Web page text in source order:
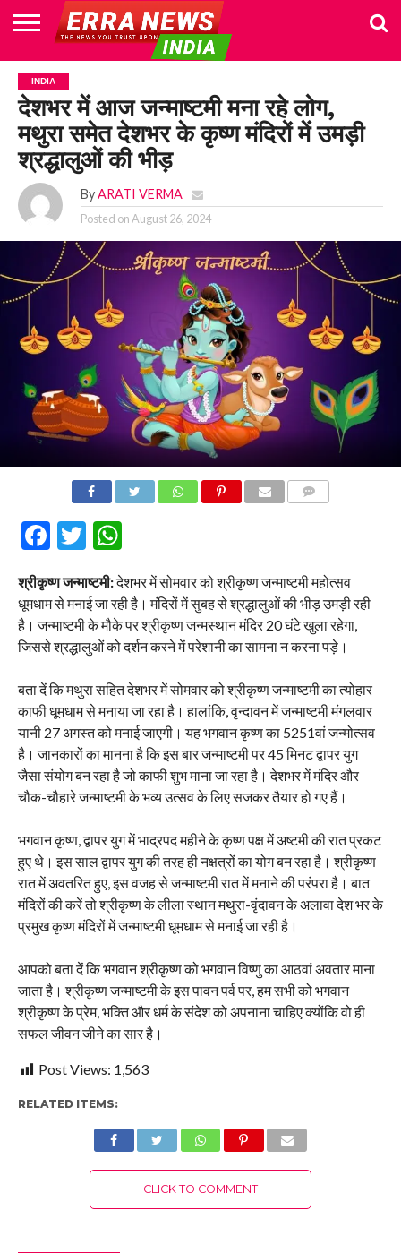
HOME
POLITICS
NEWS
BUSINESS
CULTURE
NATIONAL
SPORTS
LIFESTYLE
TRAVEL
OPINION
BREAKING
NEWS
ENTERTAINMENT
WORLD
CRIME
JOIN
US
INDIA
देशभर में आज जन्माष्टमी मना रहे लोग,
मथुरा समेत देशभर के कृष्ण मंदिरों में उमड़ी
श्रद्धालुओं की भीड़
By ARATI VERMA
Posted onAugust 26, 2024
Facebook
Twitter
WhatsApp
श्रीकृष्ण जन्माष्टमी:देशभर में सोमवार को श्रीकृष्ण जन्माष्टमी महोत्सव
धूमधाम से मनाई जा रही है। मंदिरों में सुबह से श्रद्धालुओं की भीड़ उमड़ी रही
है। जन्माष्टमी के मौके पर श्रीकृष्ण जन्मस्थान मंदिर 20 घंटे खुला रहेगा,
जिससे श्रद्धालुओं को दर्शन करने में परेशानी का सामना न करना पड़े।
बता दें कि मथुरा सहित देशभर में सोमवार को श्रीकृष्ण जन्माष्टमी का त्योहार
काफी धूमधाम से मनाया जा रहा है। हालांकि, वृन्दावन में जन्माष्टमी मंगलवार
यानी 27 अगस्त को मनाई जाएगी। यह भगवान कृष्ण का 5251वां जन्मोत्सव
है। जानकारों का मानना है कि इस बार जन्माष्टमी पर 45 मिनट द्वापर युग
जैसा संयोग बन रहा है जो काफी शुभ माना जा रहा है। देशभर में मंदिर और
चौक-चौहारे जन्माष्टमी के भव्य उत्सव के लिए सजकर तैयार हो गए हैं।
भगवान कृष्ण, द्वापर युग में भाद्रपद महीने के कृष्ण पक्ष में अष्टमी की रात प्रकट
हुए थे। इस साल द्वापर युग की तरह ही नक्षत्रों का योग बन रहा है। श्रीकृष्ण
रात में अवतरित हुए, इस वजह से जन्माष्टमी रात में मनाने की परंपरा है। बात
मंदिरों की करें तो श्रीकृष्ण के लीला स्थान मथुरा-वृंदावन के अलावा देश भर के
प्रमुख कृष्ण मंदिरों में जन्माष्टमी धूमधाम से मनाई जा रही है।
आपको बता दें कि भगवान श्रीकृष्ण को भगवान विष्णु का आठवां अवतार माना
जाता है। श्रीकृष्ण जन्माष्टमी के इस पावन पर्व पर, हम सभी को भगवान
श्रीकृष्ण के प्रेम, भक्ति और धर्म के संदेश को अपनाना चाहिए क्योंकि वो ही
सफल जीवन जीने का सार है।
Post Views: 1,563
RELATED ITEMS:
CLICK TO COMMENT